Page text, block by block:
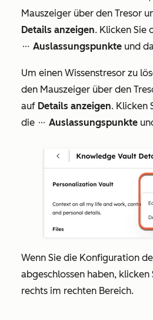
Mauszeiger über den Tresor
Details anzeigen. Klicken Sie
ellipses Auslassungspunkte und
Um einen Wissenstresor zu
den Mauszeiger über den
auf Details anzeigen. Klicken
die ellipses Auslassungspunkte
Wenn Sie die Konfiguration
abgeschlossen haben, klicken
rechts im rechten Bereich.